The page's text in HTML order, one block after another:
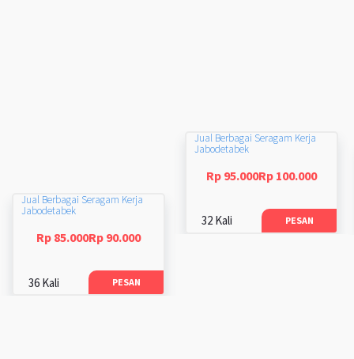
Jual Berbagai Seragam Kerja
Jabodetabek
Rp 95.000Rp 100.000
32 Kali PESAN
Jual Berbagai Seragam Kerja
Jabodetabek
Rp 85.000Rp 90.000
36 Kali PESAN